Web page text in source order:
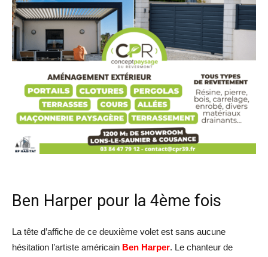
Ben Harper pour la 4ème fois
La tête d’affiche de ce deuxième volet est sans aucune
hésitation l’artiste américain Ben Harper. Le chanteur de